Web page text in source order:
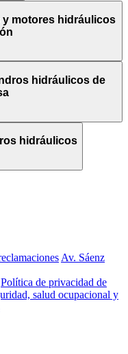
y motores hidráulicos
hidráulicos de
hidráulicos
Av. Sáenz
Política de privacidad de
salud ocupacional y